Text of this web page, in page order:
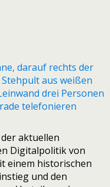
aktuellen
Digitalpolitik von
einem historischen
und den